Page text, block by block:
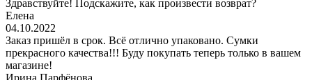
Здравствуйте! Подскажите, как произвести возврат?
Елена
04.10.2022
Заказ пришёл в срок. Всё отлично упаковано. Сумки
прекрасного качества!!! Буду покупать теперь только в вашем
магазине!
Ирина Парфёнова